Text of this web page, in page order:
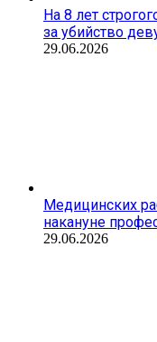
На 8 лет
за убийство
29.06.2026
Медицинских
накануне
29.06.2026